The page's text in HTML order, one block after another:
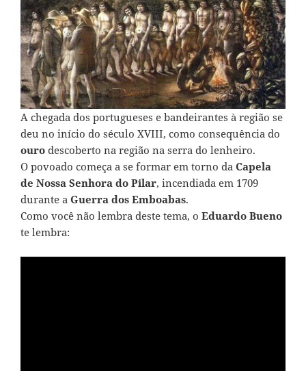
A chegada dos portugueses e bandeirantes à região se
deu no início do século XVIII, como consequência do
ouro descoberto na região na serra do lenheiro.
O povoado começa a se formar em torno da Capela
de Nossa Senhora do Pilar, incendiada em 1709
durante a Guerra dos Emboabas.
Como você não lembra deste tema, o Eduardo Bueno
te lembra: